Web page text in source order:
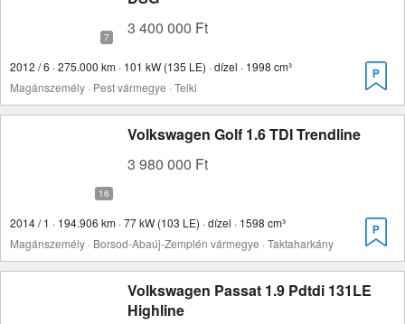
3 400 000 Ft
2012 / 6 · 275.000 km · 101 kW (135 LE) · dízel · 1998 cm³
Magánszemély · Pest vármegye · Telki
Volkswagen Golf 1.6 TDI Trendline
3 980 000 Ft
2014 / 1 · 194.906 km · 77 kW (103 LE) · dízel · 1598 cm³
Magánszemély · Borsod-Abaúj-Zemplén vármegye · Taktaharkány
Volkswagen Passat 1.9 Pdtdi 131LE
Highline